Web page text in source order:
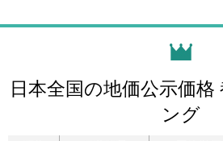
日本全国の地価公示価格
ング